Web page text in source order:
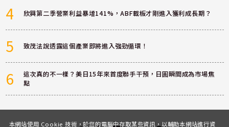
4 欣興第二季營業利益暴增141%，ABF載板才剛進入獲利成長期？
5 致茂法說透露這個產業即將進入強勁循環！
6
這次真的不一樣？美日15年來首度聯手干預，日圓瞬間成為市場焦
點
本網站使用 Cookie 技術，於您的電腦中存取某些資訊，以輔助本網站進行資